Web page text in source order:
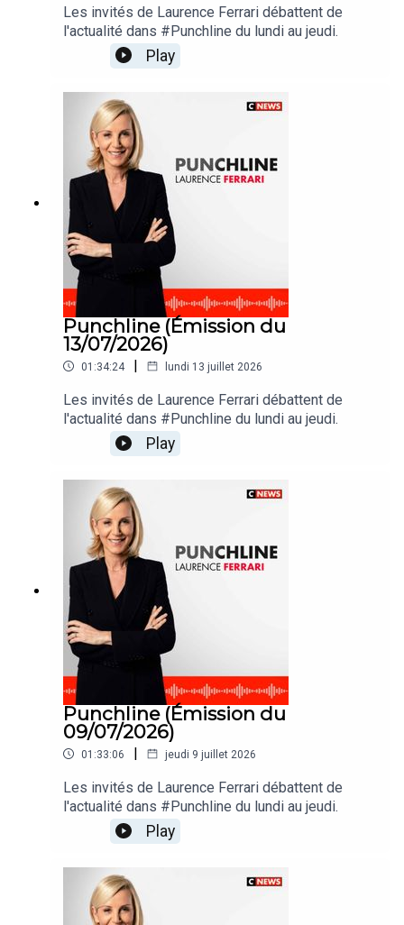
Les invités de Laurence Ferrari débattent de
l'actualité dans #Punchline du lundi au jeudi.
Play
Punchline (Émission du
13/07/2026)
01:34:24 | lundi 13 juillet 2026
Les invités de Laurence Ferrari débattent de
l'actualité dans #Punchline du lundi au jeudi.
Play
Punchline (Émission du
09/07/2026)
01:33:06 | jeudi 9 juillet 2026
Les invités de Laurence Ferrari débattent de
l'actualité dans #Punchline du lundi au jeudi.
Play